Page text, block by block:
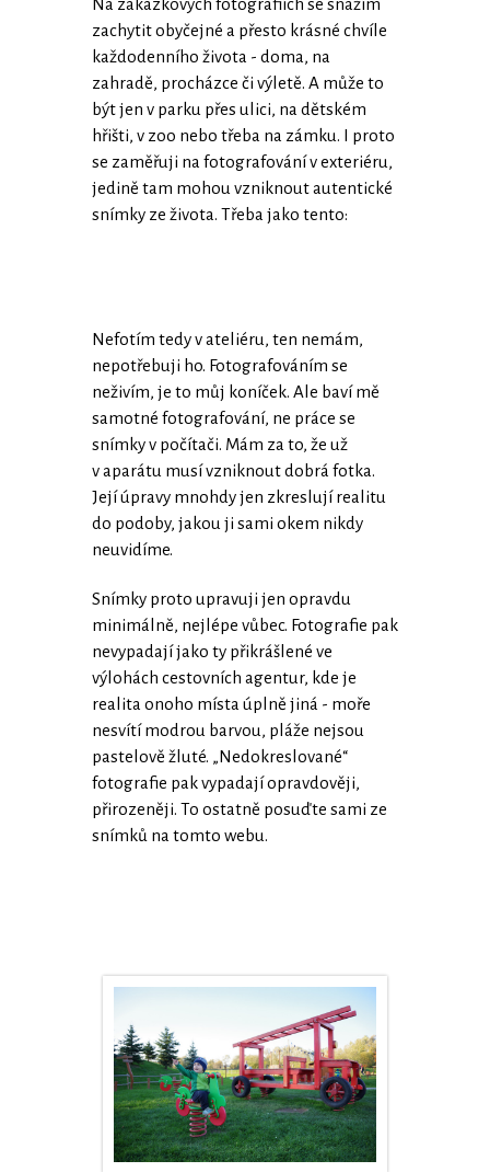
zachytit obyčejné a přesto krásné chvíle
každodenního života - doma, na
zahradě, procházce či výletě. A může to
být jen v parku přes ulici, na dětském
hřišti, v zoo nebo třeba na zámku. I proto
se zaměřuji na fotografování v exteriéru,
jedině tam mohou vzniknout autentické
snímky ze života. Třeba jako tento:
Nefotím tedy v ateliéru, ten nemám,
nepotřebuji ho. Fotografováním se
neživím, je to můj koníček. Ale baví mě
samotné fotografování, ne práce se
snímky v počítači. Mám za to, že už
v aparátu musí vzniknout dobrá fotka.
Její úpravy mnohdy jen zkreslují realitu
do podoby, jakou ji sami okem nikdy
neuvidíme.
Snímky proto upravuji jen opravdu
minimálně, nejlépe vůbec. Fotografie pak
nevypadají jako ty přikrášlené ve
výlohách cestovních agentur, kde je
realita onoho místa úplně jiná - moře
nesvítí modrou barvou, pláže nejsou
pastelově žluté. „Nedokreslované“
fotografie pak vypadají opravdověji,
přirozeněji. To ostatně posuďte sami ze
snímků na tomto webu.